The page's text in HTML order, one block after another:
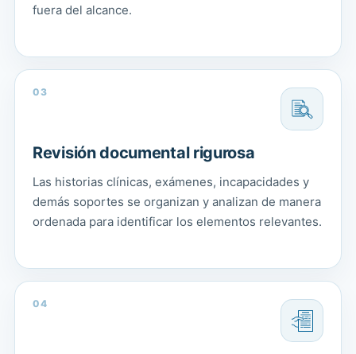
fuera del alcance.
03
Revisión documental rigurosa
Las historias clínicas, exámenes, incapacidades y
demás soportes se organizan y analizan de manera
ordenada para identificar los elementos relevantes.
04